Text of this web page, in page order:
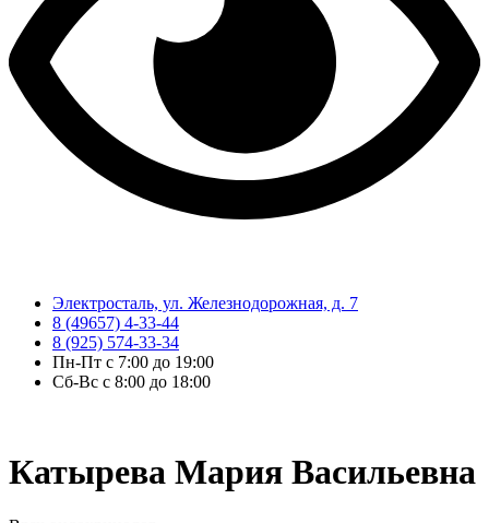
Электросталь, ул. Железнодорожная, д. 7
8 (49657) 4-33-44
8 (925) 574-33-34
Пн-Пт с 7:00 до 19:00
Сб-Вс с 8:00 до 18:00
Катырева Мария Васильевна